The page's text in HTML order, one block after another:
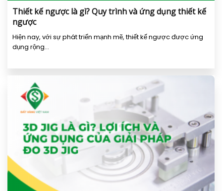
Thiết kế ngược là gì? Quy trình và ứng dụng thiết kế
ngược
Hiện nay, với sự phát triển mạnh mẽ, thiết kế ngược được ứng
dụng rộng...